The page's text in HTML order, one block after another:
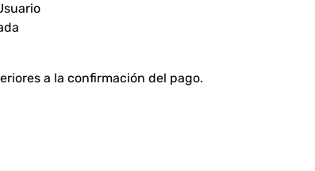
a la confirmación del pago.